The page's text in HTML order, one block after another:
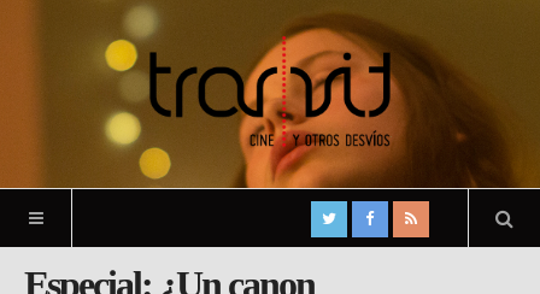
Especial: ¿Un canon